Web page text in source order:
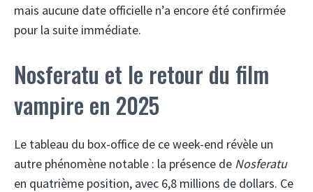
mais aucune date officielle n’a encore été confirmée
pour la suite immédiate.
Nosferatu et le retour du film
vampire en 2025
Le tableau du box-office de ce week-end révèle un
autre phénomène notable : la présence de Nosferatu
en quatrième position, avec 6,8 millions de dollars. Ce